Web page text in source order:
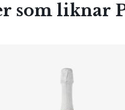
som liknar